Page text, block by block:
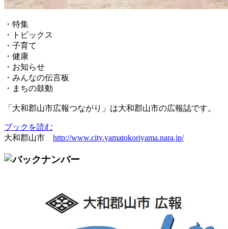
・特集
・トピックス
・子育て
・健康
・お知らせ
・みんなの伝言板
・まちの鼓動
「大和郡山市広報つながり」は大和郡山市の広報誌です。
ブックを読む
大和郡山市 http://www.city.yamatokoriyama.nara.jp/